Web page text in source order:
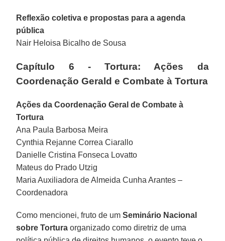
Reflexão coletiva e propostas para a agenda
pública
Nair Heloisa Bicalho de Sousa
Capítulo 6 - Tortura: Ações da
Coordenação Gerald e Combate à Tortura
Ações da Coordenação Geral de Combate à
Tortura
Ana Paula Barbosa Meira
Cynthia Rejanne Correa Ciarallo
Danielle Cristina Fonseca Lovatto
Mateus do Prado Utzig
Maria Auxiliadora de Almeida Cunha Arantes –
Coordenadora
Como mencionei, fruto de umSeminário Nacional
sobre Tortura organizado como diretriz de uma